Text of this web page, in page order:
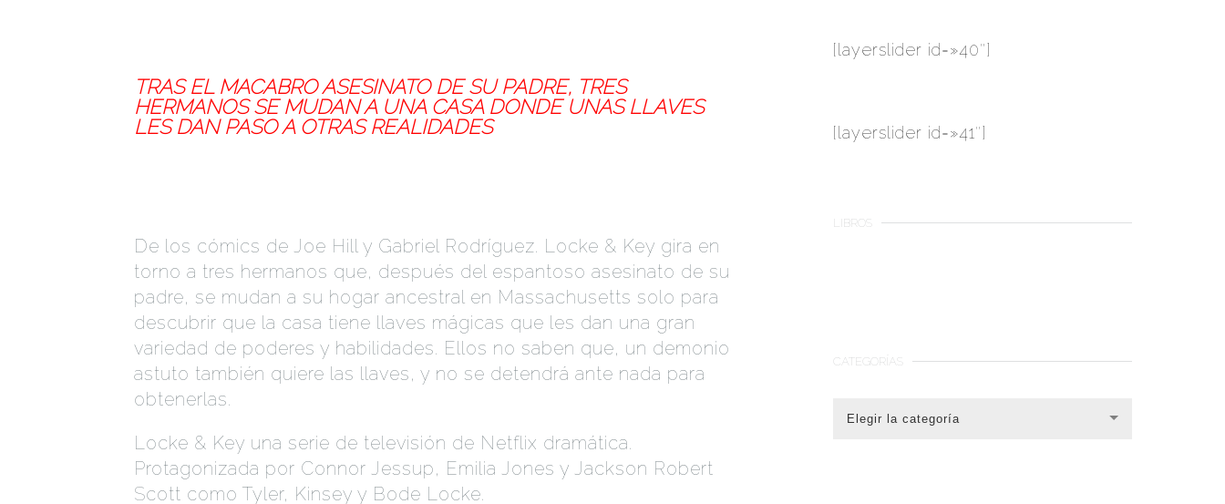
TRAS EL MACABRO ASESINATO DE SU PADRE, TRES
HERMANOS SE MUDAN A UNA CASA DONDE UNAS LLAVES
LES DAN PASO A OTRAS REALIDADES
De los cómics de Joe Hill y Gabriel Rodríguez. Locke & Key gira en
torno a tres hermanos que, después del espantoso asesinato de su
padre, se mudan a su hogar ancestral en Massachusetts solo para
descubrir que la casa tiene llaves mágicas que les dan una gran
variedad de poderes y habilidades. Ellos no saben que, un demonio
astuto también quiere las llaves, y no se detendrá ante nada para
obtenerlas.
Locke & Key una serie de televisión de Netflix dramática.
Protagonizada por Connor Jessup, Emilia Jones y Jackson Robert
Scott como Tyler, Kinsey y Bode Locke.
[layerslider id=»40″]
[layerslider id=»41″]
LIBROS
CATEGORÍAS
Elegir la categoría